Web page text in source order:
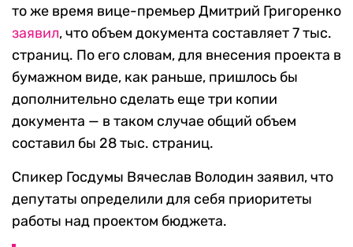
то же время вице-премьер Дмитрий Григоренко
заявил, что объем документа составляет 7 тыс.
страниц. По его словам, для внесения проекта в
бумажном виде, как раньше, пришлось бы
дополнительно сделать еще три копии
документа — в таком случае общий объем
составил бы 28 тыс. страниц.
Спикер Госдумы Вячеслав Володин заявил, что
депутаты определили для себя приоритеты
работы над проектом бюджета.